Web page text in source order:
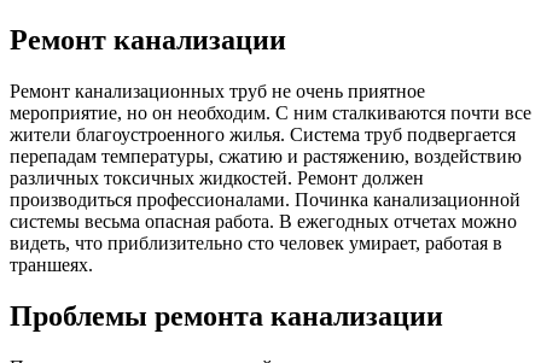
Ремонт канализации
Ремонт канализационных труб не очень приятное
мероприятие, но он необходим. С ним сталкиваются почти все
жители благоустроенного жилья. Система труб подвергается
перепадам температуры, сжатию и растяжению, воздействию
различных токсичных жидкостей. Ремонт должен
производиться профессионалами. Починка канализационной
системы весьма опасная работа. В ежегодных отчетах можно
видеть, что приблизительно сто человек умирает, работая в
траншеях.
Проблемы ремонта канализации